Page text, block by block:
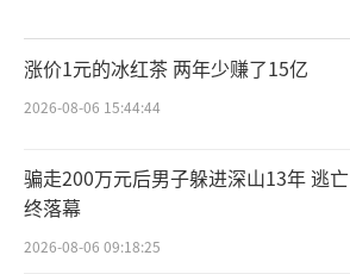
涨价1元的冰红茶 两年少赚了15亿
2026-08-06 15:44:44
骗走200万元后男子躲进深山13年 逃亡
终落幕
2026-08-06 09:18:25